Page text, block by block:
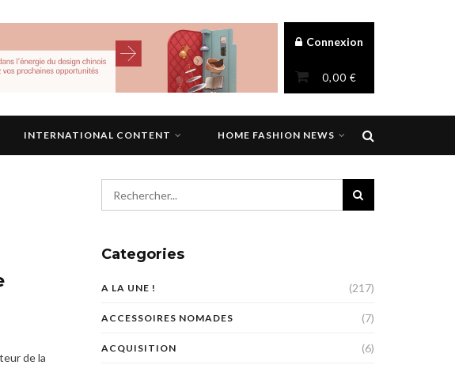
Connexion
0,00 €
INTERNATIONAL CONTENT HOME FASHION NEWS
de la
Categories
A LA UNE ! (217)
ACCESSOIRES NOMADES (7)
ACQUISITION (6)